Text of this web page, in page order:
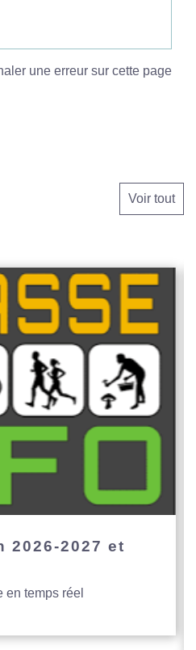
une erreur sur cette page
Voir tout
2026-2027 et
en temps réel